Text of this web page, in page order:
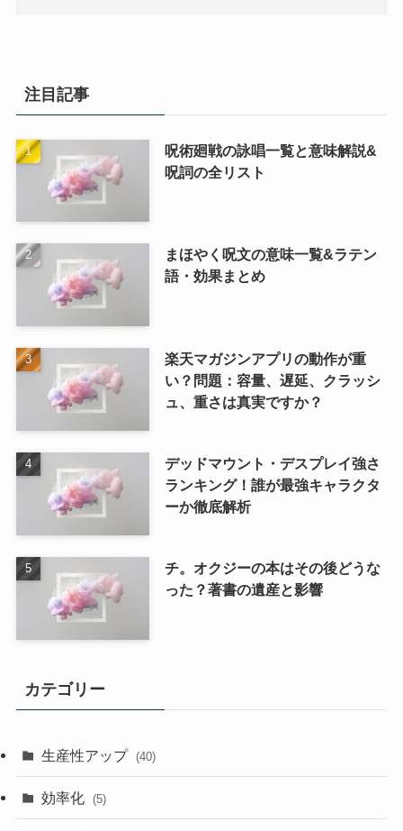
注目記事
呪術廻戦の詠唱一覧と意味解説&
呪詞の全リスト
まほやく呪文の意味一覧&ラテン
語・効果まとめ
楽天マガジンアプリの動作が重
い？問題：容量、遅延、クラッシ
ュ、重さは真実ですか？
デッドマウント・デスプレイ強さ
ランキング！誰が最強キャラクタ
ーか徹底解析
チ。オクジーの本はその後どうな
った？著書の遺産と影響
カテゴリー
生産性アップ (40)
効率化 (5)